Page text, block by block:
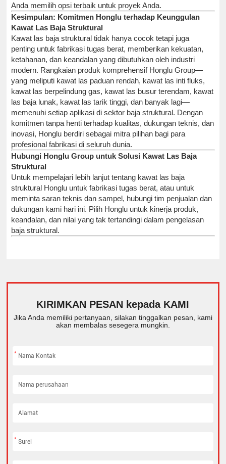
Anda memilih opsi terbaik untuk proyek Anda.
Kesimpulan: Komitmen Honglu terhadap Keunggulan
Kawat Las Baja Struktural
Kawat las baja struktural tidak hanya cocok tetapi juga
penting untuk fabrikasi tugas berat, memberikan kekuatan,
ketahanan, dan keandalan yang dibutuhkan oleh industri
modern. Rangkaian produk komprehensif Honglu Group—
yang meliputi kawat las paduan rendah, kawat las inti fluks,
kawat las berpelindung gas, kawat las busur terendam, kawat
las baja lunak, kawat las tarik tinggi, dan banyak lagi—
memenuhi setiap aplikasi di sektor baja struktural. Dengan
komitmen tanpa henti terhadap kualitas, dukungan teknis, dan
inovasi, Honglu berdiri sebagai mitra pilihan bagi para
profesional fabrikasi di seluruh dunia.
Hubungi Honglu Group untuk Solusi Kawat Las Baja
Struktural
Untuk mempelajari lebih lanjut tentang kawat las baja
struktural Honglu untuk fabrikasi tugas berat, atau untuk
meminta saran teknis dan sampel, hubungi tim penjualan dan
dukungan kami hari ini. Pilih Honglu untuk kinerja produk,
keandalan, dan nilai yang tak tertandingi dalam pengelasan
baja struktural.
KIRIMKAN PESAN kepada KAMI
Jika Anda memiliki pertanyaan, silakan tinggalkan pesan, kami
akan membalas sesegera mungkin.
*
*